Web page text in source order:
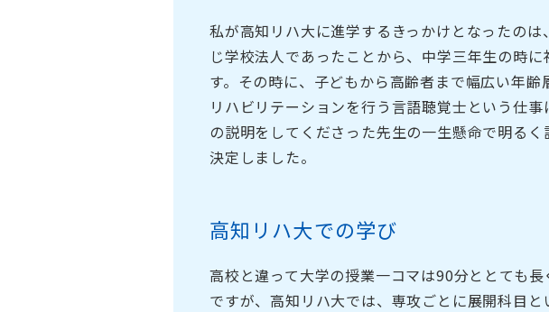
私が高知リハ大に進学するきっかけとなったの
じ学校法人であったことから、中学三年生の時
す。その時に、子どもから高齢者まで幅広い年
リハビリテーションを行う言語聴覚士という仕
の説明をしてくださった先生の一生懸命で明る
決定しました。
高知リハ大での学び
高校と違って大学の授業一コマは90分ととても長
ですが、高知リハ大では、専攻ごとに展開科目